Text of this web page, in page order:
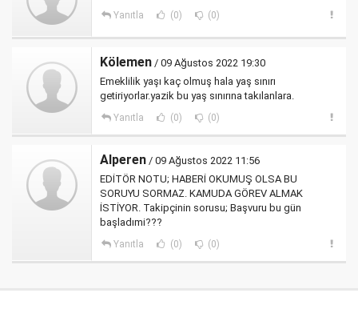
Yanıtla (0) (0)
Kölemen / 09 Ağustos 2022 19:30
Emeklilik yaşı kaç olmuş hala yaş sınırı
getiriyorlar.yazik bu yaş sınırına takılanlara.
Yanıtla (0) (0)
Alperen / 09 Ağustos 2022 11:56
EDİTÖR NOTU; HABERİ OKUMUŞ OLSA BU
SORUYU SORMAZ. KAMUDA GÖREV ALMAK
İSTİYOR. Takipçinin sorusu; Başvuru bu gün
başladımi???
Yanıtla (0) (0)